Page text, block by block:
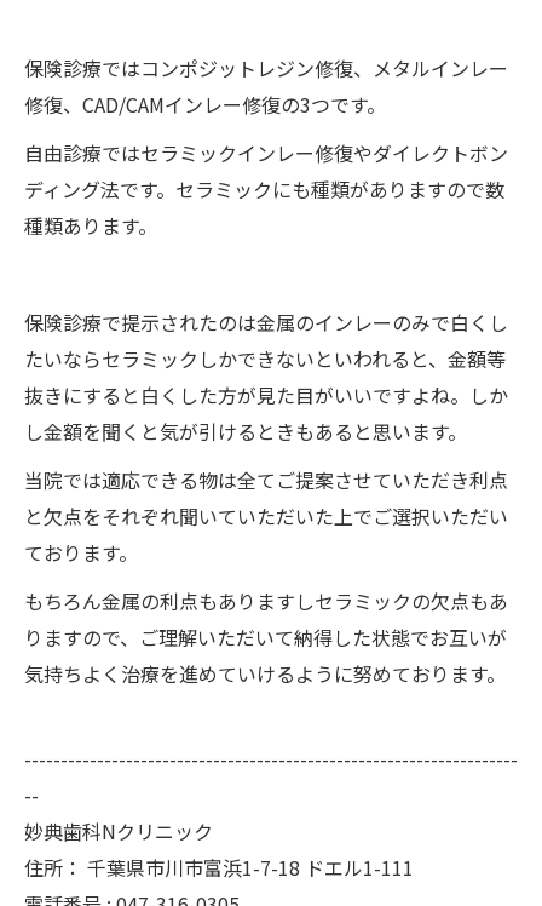
保険診療ではコンポジットレジン修復、メタルインレー
修復、CAD/CAMインレー修復の3つです。
自由診療ではセラミックインレー修復やダイレクトボン
ディング法です。セラミックにも種類がありますので数
種類あります。
保険診療で提示されたのは金属のインレーのみで白くし
たいならセラミックしかできないといわれると、金額等
抜きにすると白くした方が見た目がいいですよね。しか
し金額を聞くと気が引けるときもあると思います。
当院では適応できる物は全てご提案させていただき利点
と欠点をそれぞれ聞いていただいた上でご選択いただい
ております。
もちろん金属の利点もありますしセラミックの欠点もあ
りますので、ご理解いただいて納得した状態でお互いが
気持ちよく治療を進めていけるように努めております。
--------------------------------------------------------------------
--
妙典歯科Nクリニック
住所： 千葉県市川市富浜1-7-18 ドエル1-111